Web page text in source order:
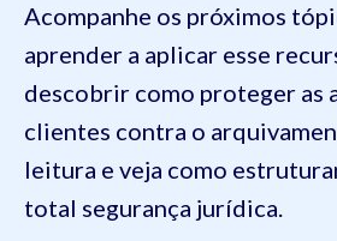
Acompanhe os próximos
aprender a aplicar esse
descobrir como proteger as
clientes contra o
leitura e veja como
total segurança jurídica.